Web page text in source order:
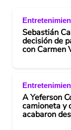
Sebastián
decisión de
con Carmen
A Yeferson
camioneta y
acabaron